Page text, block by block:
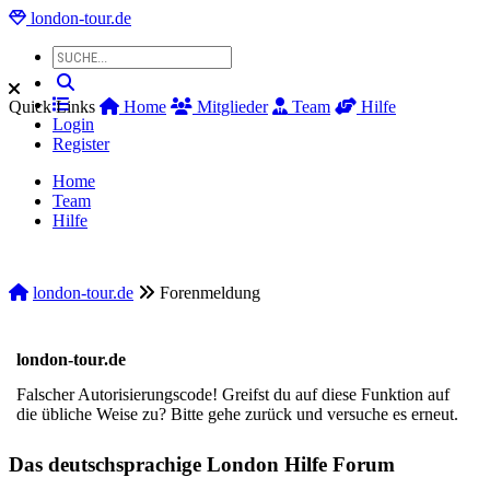
london-tour.de
Login
Register
Home
Team
Hilfe
Quick Links Home Mitglieder Team Hilfe
london-tour.de Forenmeldung
london-tour.de
Falscher Autorisierungscode! Greifst du auf diese Funktion auf
die übliche Weise zu? Bitte gehe zurück und versuche es erneut.
Das deutschsprachige London Hilfe Forum